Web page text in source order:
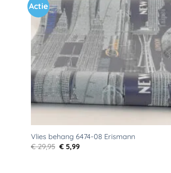
Actie
Toevoegen
aan
verlanglijst
Vlies behang 6474-08 Erismann
€29,95 Oorspronkelijke
prijs
€ 5,99Huidige